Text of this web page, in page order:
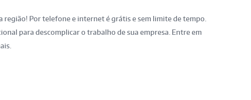
região! Por telefone e internet é grátis e sem limite de tempo.
para descomplicar o trabalho de sua empresa. Entre em